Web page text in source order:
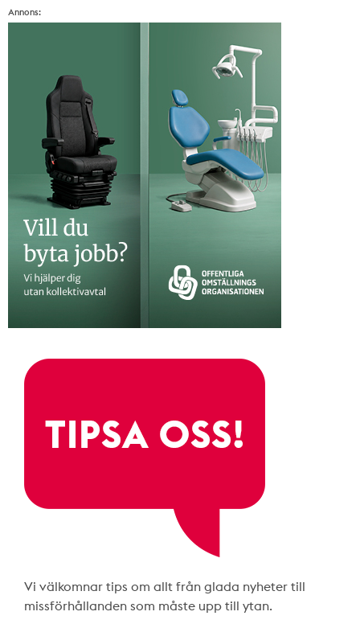
Annons:
Vi välkomnar tips om allt från glada nyheter till
missförhållanden som måste upp till ytan.